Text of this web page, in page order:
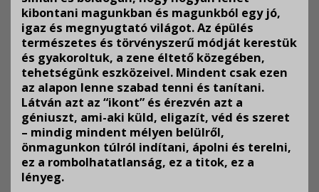
kibontani magunkban és magunkból egy jó,
igaz és megnyugtató világot. Az épülés
természetes és törvényszerű módját kerestük
és gyakoroltuk, a zene éltető közegében,
tehetségünk eszközeivel. Mindent csak ezen
az alapon lenne szabad tenni és tanítani.
Látván azt az “ikont” és érezvén azt a
géniuszt, ami-aki küld, eligazít, véd és szeret
– mindig mindent mélyen belülről,
önmagunkon túlról indítani, ápolni és terelni,
ez a rombolhatatlanság, ez a titok, ez a
lényeg.